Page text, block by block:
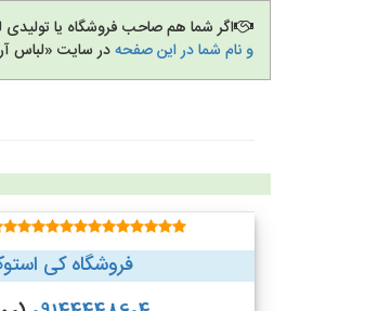
اگر شما هم صاحب فروشگاه یا
و نام شما در این صفحهدر سایت «لباس
فروشگاه کی